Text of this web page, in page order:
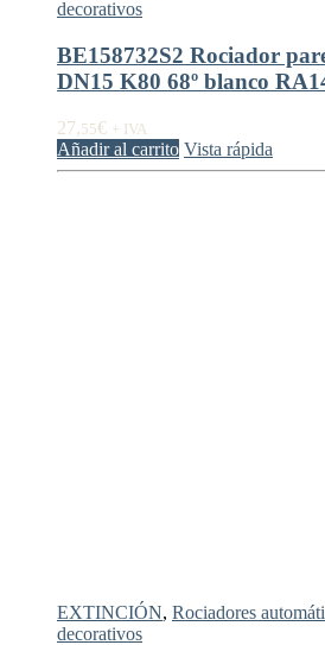
decorativos
BE158732S2 Rociador
DN15 K80 68º blanco
27,55€ + IVA
Añadir al carrito Vista rápida
EXTINCIÓN, Rociadores
decorativos